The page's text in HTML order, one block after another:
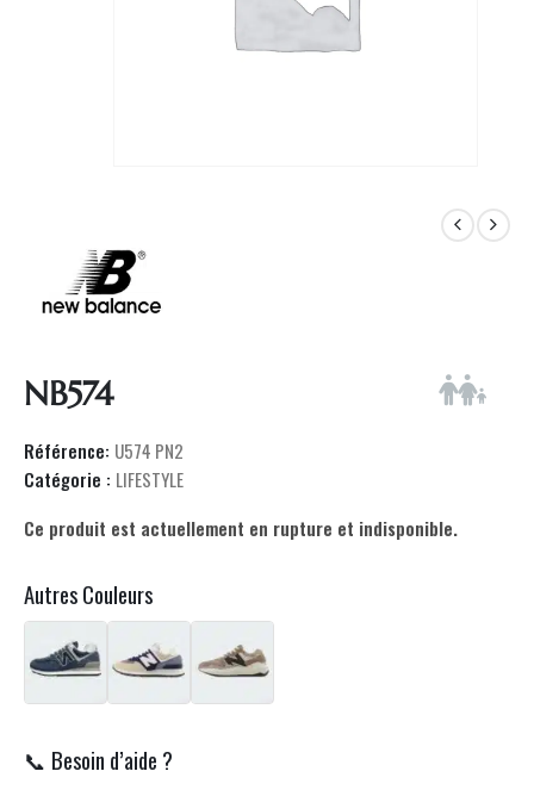
NB574
Référence: U574 PN2
Catégorie : LIFESTYLE
Ce produit est actuellement en rupture et indisponible.
Autres Couleurs
📞 Besoin d’aide ?